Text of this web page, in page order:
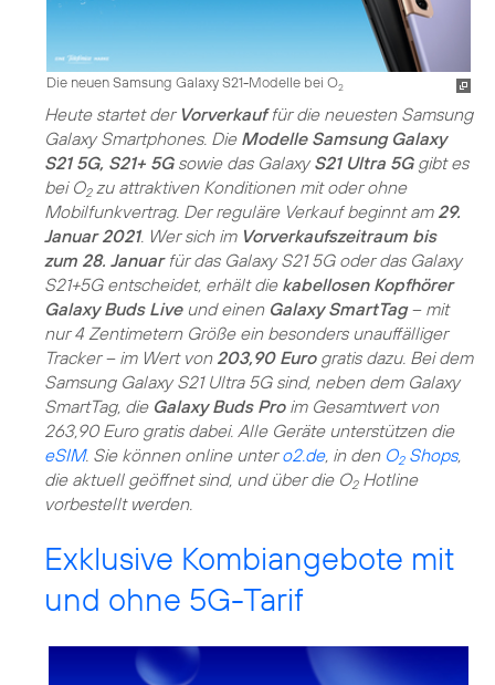
Die neuen Samsung Galaxy S21-Modelle bei O2
Heute startet der Vorverkauffür die neuesten Samsung
Galaxy Smartphones. Die Modelle Samsung Galaxy
S21 5G, S21+ 5Gsowie das GalaxyS21 Ultra 5Ggibt es
bei O2zu attraktiven Konditionen mit oder ohne
Mobilfunkvertrag. Der reguläre Verkauf beginnt am 29.
Januar 2021. Wer sich im Vorverkaufszeitraum bis
zum 28. Januarfür das Galaxy S21 5G oder das Galaxy
S21+5G entscheidet, erhält die kabellosen Kopfhörer
Galaxy Buds Liveund einen Galaxy SmartTag– mit
nur 4 Zentimetern Größe ein besonders unauffälliger
Tracker – im Wert von 203,90 Eurogratis dazu. Bei dem
Samsung Galaxy S21 Ultra 5G sind, neben dem Galaxy
SmartTag, die Galaxy Buds Proim Gesamtwert von
263,90 Euro gratis dabei. Alle Geräte unterstützen die
eSIM. Sie können online untero2.de, in den O2Shops,
die aktuell geöffnet sind, und über die O2Hotline
vorbestellt werden.
Exklusive Kombiangebote mit
und ohne 5G-Tarif